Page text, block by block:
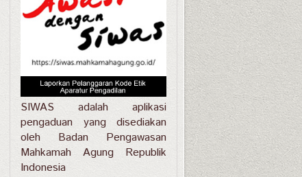
SIWAS adalah aplikasi
pengaduan yang disediakan
oleh Badan Pengawasan
Mahkamah Agung Republik
Indonesia